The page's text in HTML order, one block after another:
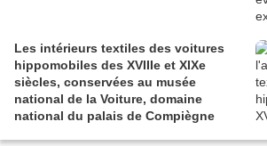
Les intérieurs textiles des voitures
hippomobiles des XVIIIe et XIXe
siècles, conservées au musée
national de la Voiture, domaine
national du palais de Compiègne